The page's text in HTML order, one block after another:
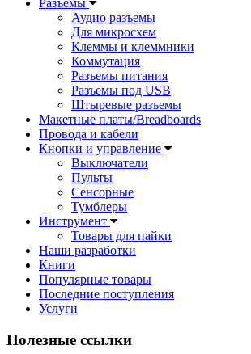
Разъемы
Аудио разъемы
Для микросхем
Клеммы и клеммники
Коммутация
Разъемы питания
Разъемы под USB
Штыревые разъемы
Макетные платы/Breadboards
Провода и кабели
Кнопки и управление
Выключатели
Пульты
Сенсорные
Тумблеры
Инструмент
Товары для пайки
Наши разработки
Книги
Популярные товары
Последние поступления
Услуги
Полезные ссылки